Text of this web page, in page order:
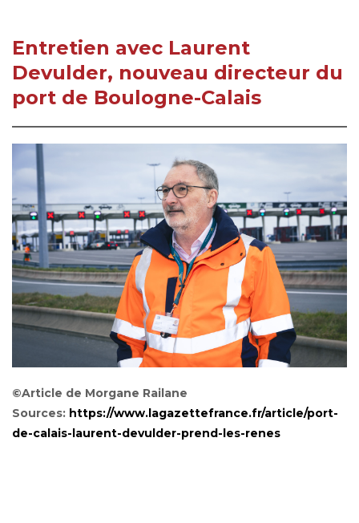
Entretien avec Laurent
Devulder, nouveau directeur du
port de Boulogne-Calais
©Article de Morgane Railane
Sources: https://www.lagazettefrance.fr/article/port-
de-calais-laurent-devulder-prend-les-renes